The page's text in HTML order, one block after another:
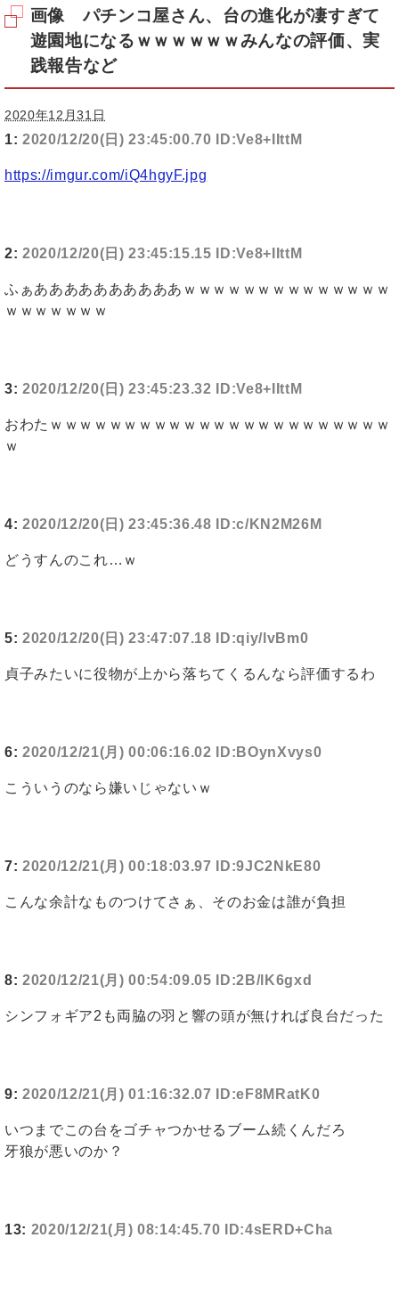
画像 パチンコ屋さん、台の進化が凄すぎて
遊園地になるｗｗｗｗｗｗみんなの評価、実
践報告など
2020年12月31日
1: 2020/12/20(日) 23:45:00.70 ID:Ve8+IIttM
https://imgur.com/iQ4hgyF.jpg
2: 2020/12/20(日) 23:45:15.15 ID:Ve8+IIttM
ふぁああああああああああｗｗｗｗｗｗｗｗｗｗｗｗｗｗ
ｗｗｗｗｗｗｗ
3: 2020/12/20(日) 23:45:23.32 ID:Ve8+IIttM
おわたｗｗｗｗｗｗｗｗｗｗｗｗｗｗｗｗｗｗｗｗｗｗｗ
ｗ
4: 2020/12/20(日) 23:45:36.48 ID:c/KN2M26M
どうすんのこれ…ｗ
5: 2020/12/20(日) 23:47:07.18 ID:qiy/lvBm0
貞子みたいに役物が上から落ちてくるんなら評価するわ
6: 2020/12/21(月) 00:06:16.02 ID:BOynXvys0
こういうのなら嫌いじゃないｗ
7: 2020/12/21(月) 00:18:03.97 ID:9JC2NkE80
こんな余計なものつけてさぁ、そのお金は誰が負担
8: 2020/12/21(月) 00:54:09.05 ID:2B/lK6gxd
シンフォギア2も両脇の羽と響の頭が無ければ良台だった
9: 2020/12/21(月) 01:16:32.07 ID:eF8MRatK0
いつまでこの台をゴチャつかせるブーム続くんだろ
牙狼が悪いのか？
13: 2020/12/21(月) 08:14:45.70 ID:4sERD+Cha